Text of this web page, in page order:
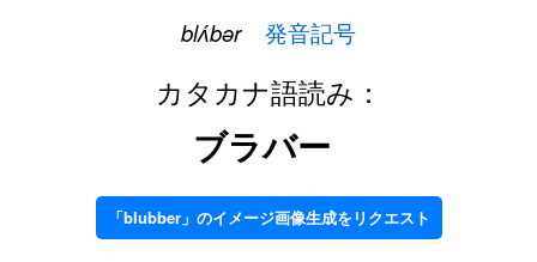
blʌ́bər 発音記号
カタカナ語読み：
ブラバー
「blubber」のイメージ画像生成をリクエスト